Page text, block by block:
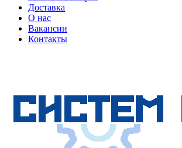
Доставка
О нас
Вакансии
Контакты